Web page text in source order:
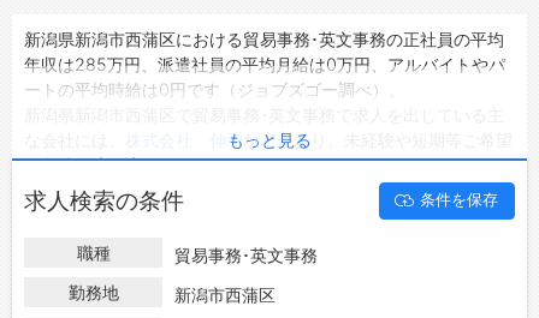
トップ
詳細情報で求人を探す
転職支援サービスについて
転職ノウハウ(応募書類の書き方・面接対策など)
転職・採用コラム
ジョブズゴーについて
新潟県新潟市西蒲区における貿易事務･英文事務の正社員の平均
年収は285万円、派遣社員の平均月給は0万円、アルバイトやパ
ートの平均時給は0円です（ジョブズゴー調べ）。
株式会社 伸和 などがあり、未経験や短期等ご希望
の条件で絞り込みができます。
新潟県新潟市西蒲区の地域密着型の求人サイトであるジョブズゴ
ーでは新潟県新潟市西蒲区の求人情報を1件取り扱っており、そ
正社員の求人
パートの求人
は0件です。
ハローワークにはない求人も多数扱っており、転職だけでなく、
もっと見る
求人検索の条件 条件を保存
職種
貿易事務･英文事務
勤務地
新潟市西蒲区